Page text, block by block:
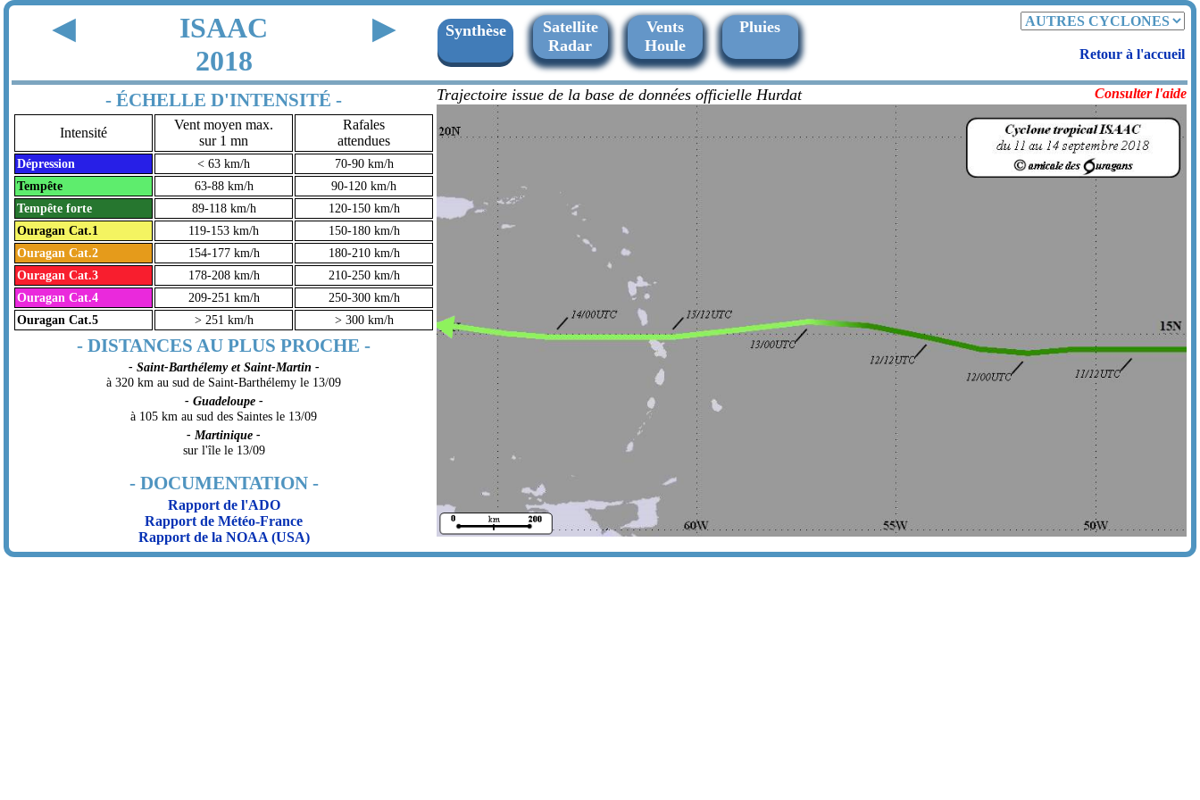
◀
ISAAC
2018
▶ Synthèse
Satellite
Radar
Vents
Houle
Pluies
Retour à l'accueil
- ÉCHELLE D'INTENSITÉ -
Intensité
Vent moyen max.
sur 1 mn
Rafales
attendues
Dépression < 63 km/h
70-90 km/h
Tempête
63-88 km/h
90-120 km/h
Tempête forte
89-118 km/h
120-150 km/h
Ouragan Cat.1
119-153 km/h
150-180 km/h
Ouragan Cat.2
154-177 km/h
180-210 km/h
Ouragan Cat.3
178-208 km/h
210-250 km/h
Ouragan Cat.4
209-251 km/h
250-300 km/h
Ouragan Cat.5
> 251 km/h > 300 km/h
- DISTANCES AU PLUS PROCHE -
- Saint-Barthélemy et Saint-Martin -
à 320 km au sud de Saint-Barthélemy le 13/09
- Guadeloupe -
à 105 km au sud des Saintes le 13/09
- Martinique -
sur l'île le 13/09
- DOCUMENTATION -
Rapport de l'ADO
Rapport de Météo-France
Rapport de la NOAA (USA)
Trajectoire issue de la base de données officielle Hurdat Consulter l'aide